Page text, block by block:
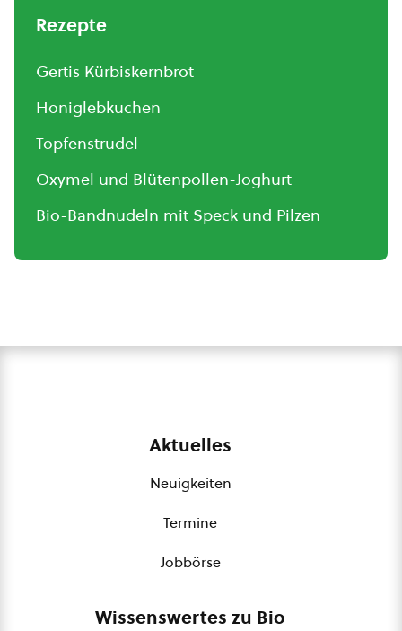
Rezepte
Gertis Kürbiskernbrot
Honiglebkuchen
Topfenstrudel
Oxymel und Blütenpollen-Joghurt
Bio-Bandnudeln mit Speck und Pilzen
Aktuelles
Neuigkeiten
Termine
Jobbörse
Wissenswertes zu Bio